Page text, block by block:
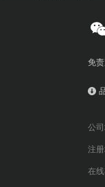
免
公
注
在